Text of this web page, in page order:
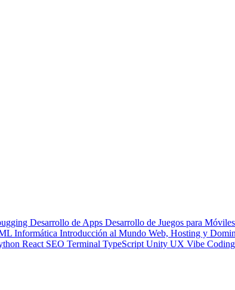
Desarrollo de Apps Desarrollo de Juegos para Móviles
Informática Introducción al Mundo Web, Hosting y
React SEO Terminal TypeScript Unity UX Vibe Coding